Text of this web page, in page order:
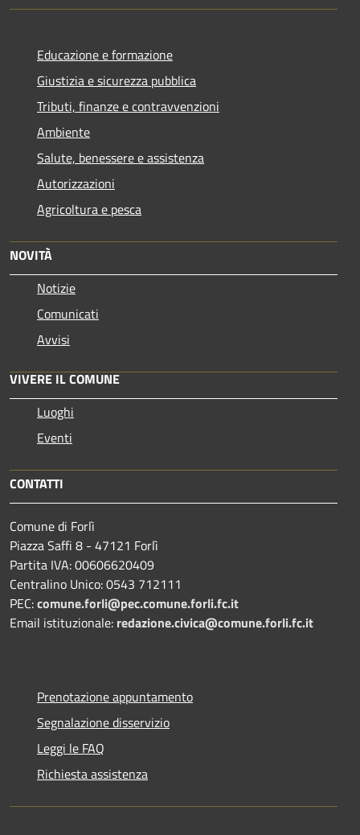
Educazione e formazione
Giustizia e sicurezza pubblica
Tributi, finanze e contravvenzioni
Ambiente
Salute, benessere e assistenza
Autorizzazioni
Agricoltura e pesca
NOVITÀ
Notizie
Comunicati
Avvisi
VIVERE IL COMUNE
Luoghi
Eventi
CONTATTI
Comune di Forlì
Piazza Saffi 8 - 47121 Forlì
Partita IVA: 00606620409
Centralino Unico: 0543 712111
PEC:comune.forli@pec.comune.forli.fc.it
Email istituzionale: redazione.civica@comune.forli.fc.it
Prenotazione appuntamento
Segnalazione disservizio
Leggi le FAQ
Richiesta assistenza